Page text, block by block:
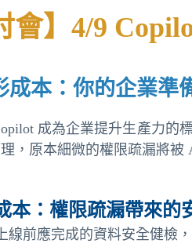
會】4/9
本：你的企業準
成為企業提升生產力
，原本細微的權限疏漏將被
本：權限疏漏帶來的
線前應完成的資料安全健檢